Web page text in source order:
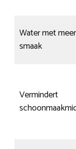
Water met meer
smaak
Vermindert